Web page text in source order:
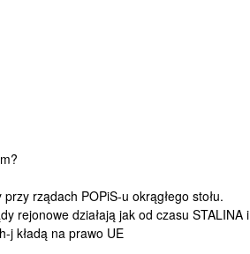
rządach POPiS-u okrągłego stołu.
rejonowe działają jak od czasu STALINA i
j kładą na prawo UE